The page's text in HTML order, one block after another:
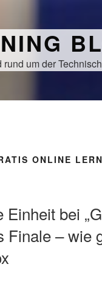
um der
ONLINE
Einheit bei
Finale – wie